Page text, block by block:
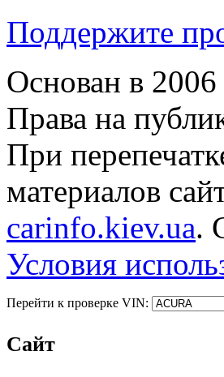
Поддержите
Основан в 2006
Права на
При
материалов
carinfo.kiev.ua.
Условия
Перейти к проверке VIN:
Сайт